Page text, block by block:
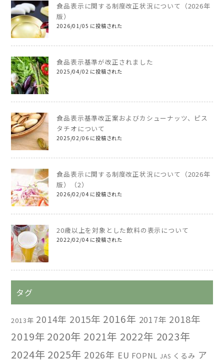
食品表示に関する制度改正状況について（2026年
版）
2026/01/05 に投稿された
食品表示基準が改正されました
2025/04/02 に投稿された
食品表示基準改正案およびカシューナッツ、ピス
タチオについて
2025/02/06 に投稿された
食品表示に関する制度改正状況について（2026年
版）（2）
2026/02/04 に投稿された
20歳以上を対象とした飲料の表示について
2022/02/04 に投稿された
タグ
2013年 2014年 2015年 2016年 2017年 2018年
2019年 2020年 2021年 2022年 2023年
2024年 2025年 2026年 EU FOPNL JAS くるみ ア